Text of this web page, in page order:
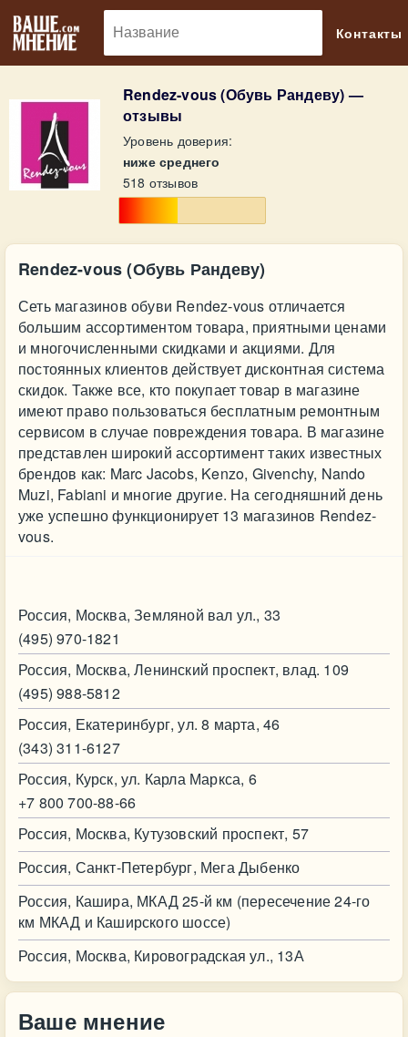
Контакты
Rendez-vous (Обувь Рандеву) —
отзывы
Уровень доверия:
ниже среднего
518 отзывов
Rendez-vous (Обувь Рандеву)
Сеть магазинов обуви Rendez-vous отличается
большим ассортиментом товара, приятными ценами
и многочисленными скидками и акциями. Для
постоянных клиентов действует дисконтная система
скидок. Также все, кто покупает товар в магазине
имеют право пользоваться бесплатным ремонтным
сервисом в случае повреждения товара. В магазине
представлен широкий ассортимент таких известных
брендов как: Marc Jacobs, Kenzo, Givenchy, Nando
Muzi, Fabiani и многие другие. На сегодняшний день
уже успешно функционирует 13 магазинов Rendez-
vous.
Россия, Москва, Земляной вал ул., 33
(495) 970-1821
Россия, Москва, Ленинский проспект, влад. 109
(495) 988-5812
Россия, Екатеринбург, ул. 8 марта, 46
(343) 311-6127
Россия, Курск, ул. Карла Маркса, 6
+7 800 700-88-66
Россия, Москва, Кутузовский проспект, 57
Россия, Санкт-Петербург, Мега Дыбенко
Россия, Кашира, МКАД 25-й км (пересечение 24-го
км МКАД и Каширского шоссе)
Россия, Москва, Кировоградская ул., 13А
Ваше мнение